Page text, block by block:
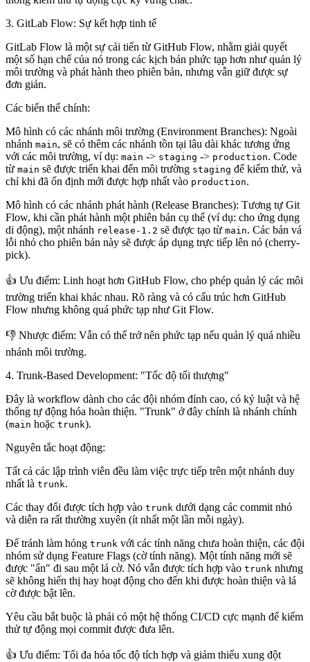
3. GitLab Flow: Sự kết hợp tinh tế
GitLab Flow là một sự cải tiến từ GitHub Flow, nhằm giải quyết
một số hạn chế của nó trong các kịch bản phức tạp hơn như quản lý
môi trường và phát hành theo phiên bản, nhưng vẫn giữ được sự
đơn giản.
Các biến thể chính:
Mô hình có các nhánh môi trường (Environment Branches): Ngoài
nhánh main, sẽ có thêm các nhánh tồn tại lâu dài khác tương ứng
với các môi trường, ví dụ: main -> staging -> production. Code
từ main sẽ được triển khai đến môi trường staging để kiểm thử, và
chỉ khi đã ổn định mới được hợp nhất vào production.
Mô hình có các nhánh phát hành (Release Branches): Tương tự Git
Flow, khi cần phát hành một phiên bản cụ thể (ví dụ: cho ứng dụng
di động), một nhánh release-1.2 sẽ được tạo từ main. Các bản vá
lỗi nhỏ cho phiên bản này sẽ được áp dụng trực tiếp lên nó (cherry-
pick).
👍 Ưu điểm: Linh hoạt hơn GitHub Flow, cho phép quản lý các môi
trường triển khai khác nhau. Rõ ràng và có cấu trúc hơn GitHub
Flow nhưng không quá phức tạp như Git Flow.
👎 Nhược điểm: Vẫn có thể trở nên phức tạp nếu quản lý quá nhiều
nhánh môi trường.
4. Trunk-Based Development: "Tốc độ tối thượng"
Đây là workflow dành cho các đội nhóm đỉnh cao, có kỷ luật và hệ
thống tự động hóa hoàn thiện. "Trunk" ở đây chính là nhánh chính
(main hoặc trunk).
Nguyên tắc hoạt động:
Tất cả các lập trình viên đều làm việc trực tiếp trên một nhánh duy
nhất là trunk.
Các thay đổi được tích hợp vào trunk dưới dạng các commit nhỏ
và diễn ra rất thường xuyên (ít nhất một lần mỗi ngày).
Để tránh làm hỏng trunk với các tính năng chưa hoàn thiện, các đội
nhóm sử dụng Feature Flags (cờ tính năng). Một tính năng mới sẽ
được "ẩn" đi sau một lá cờ. Nó vẫn được tích hợp vào trunk nhưng
sẽ không hiển thị hay hoạt động cho đến khi được hoàn thiện và lá
cờ được bật lên.
Yêu cầu bắt buộc là phải có một hệ thống CI/CD cực mạnh để kiểm
thử tự động mọi commit được đưa lên.
👍 Ưu điểm: Tối đa hóa tốc độ tích hợp và giảm thiểu xung đột